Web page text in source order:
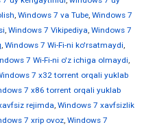
, Windows 7 va Tube, Windows 7
, Windows 7 Vikipediya, Windows 7
, Windows 7 Wi-Fi-ni ko'rsatmaydi,
7 Wi-Fi-ni o'z ichiga olmaydi,
7 x32 torrent orqali yuklab
7 x86 torrent orqali yuklab
rejimda, Windows 7 xavfsizlik
7 xrip ovoz, Windows 7